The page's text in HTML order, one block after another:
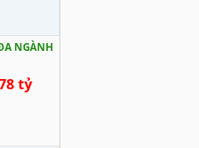
NGÀNH
tỷ